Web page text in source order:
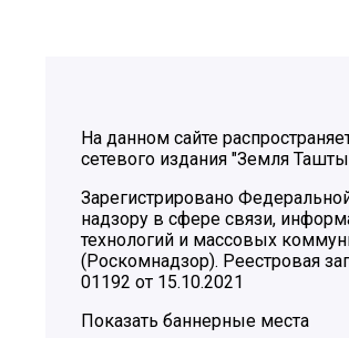
На данном сайте
сетевого издания "Земля
Зарегистрировано
надзору в сфере связи,
технологий и массовых
(Роскомнадзор). Реестровая
01192 от 15.10.2021
Показать баннерные места